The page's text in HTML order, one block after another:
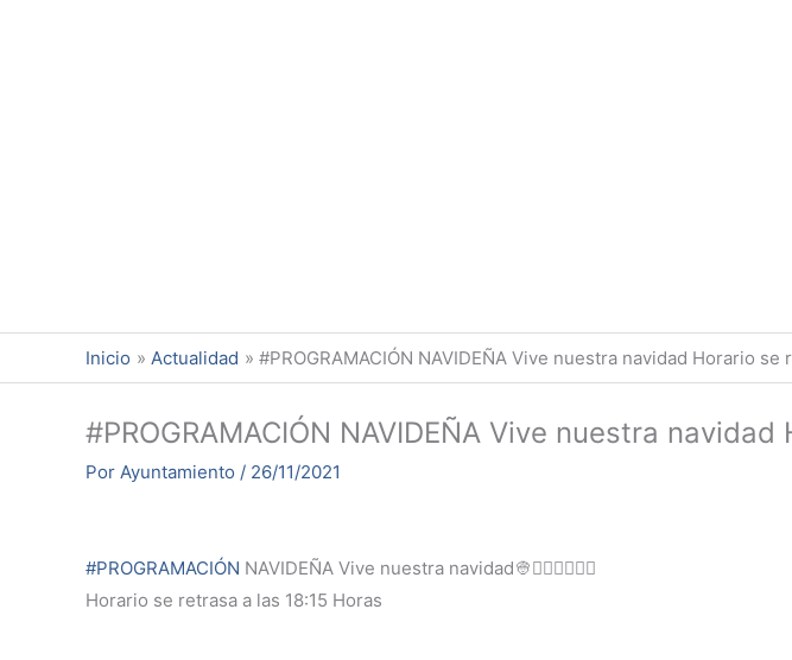
Inicio Actualidad #PROGRAMACIÓN NAVIDEÑA Vive nuestra navidad Horario se
#PROGRAMACIÓN NAVIDEÑA Vive nuestra
Por Ayuntamiento / 26/11/2021
#PROGRAMACIÓN NAVIDEÑA Vive nuestra navidad👳👳🏿‍♂️👳🏽‍♂️
Horario se retrasa a las 18:15 Horas